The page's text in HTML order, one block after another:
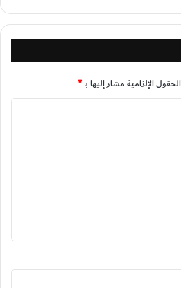
الحقول الإلزامية مشار إليها بـ*